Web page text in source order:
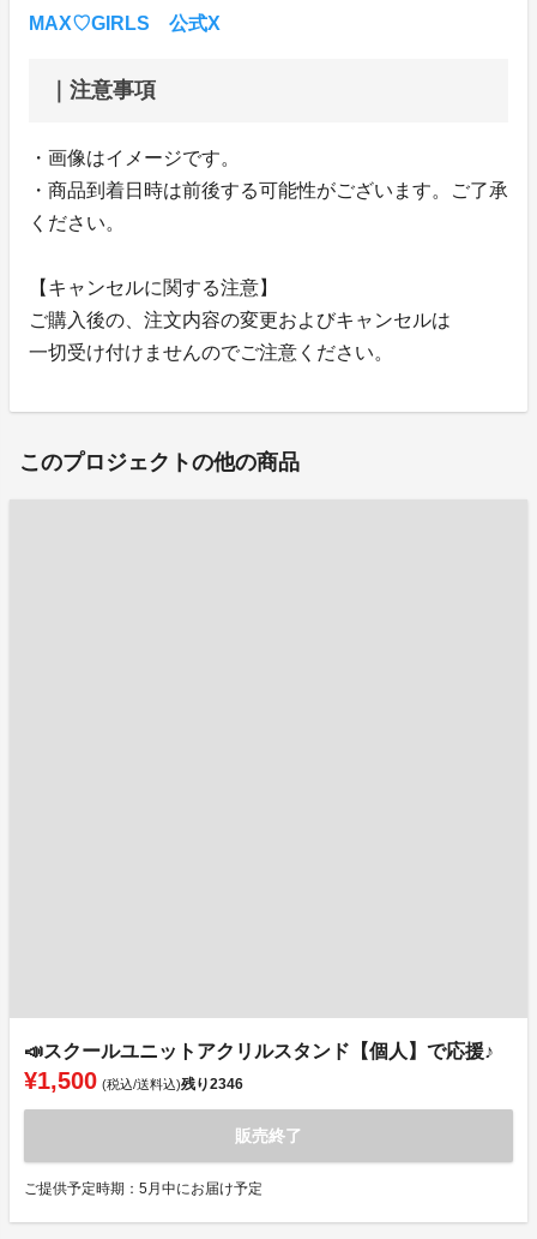
MAX♡GIRLS 公式X
｜注意事項
・画像はイメージです。
・商品到着日時は前後する可能性がございます。ご了承
ください。
【キャンセルに関する注意】
ご購入後の、注文内容の変更およびキャンセルは
一切受け付けませんのでご注意ください。
このプロジェクトの他の商品
📣スクールユニットアクリルスタンド【個人】で応援♪
¥1,500 (税込/送料込)残り2346
販売終了
ご提供予定時期：5月中にお届け予定